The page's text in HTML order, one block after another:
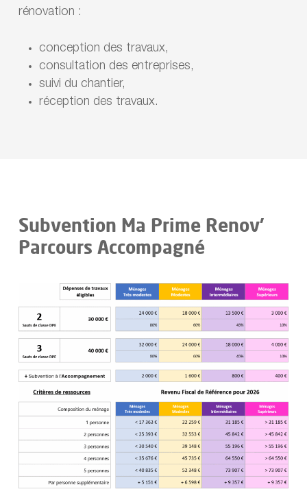
rénovation :
conception des travaux,
consultation des entreprises,
suivi du chantier,
réception des travaux.
Subvention Ma Prime Renov’
Parcours Accompagné